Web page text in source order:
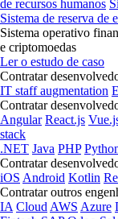
de recursos humanos
Sistema de reserva de
Sistema operativo
e criptomoedas
Ler o estudo de caso
Contratar
IT staff augmentation
Contratar
Angular React.js
stack
.NET Java PHP
Contratar
iOS Android Kotlin
Contratar outros
IA Cloud AWS Azure